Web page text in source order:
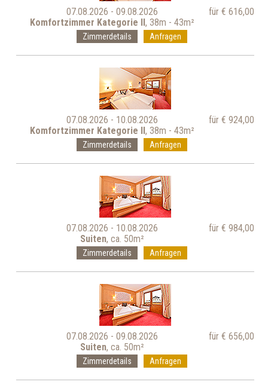
07.08.2026 - 09.08.2026
für € 616,00
Komfortzimmer Kategorie II, 38m - 43m²
Zimmerdetails Anfragen
07.08.2026 - 10.08.2026
für € 924,00
Komfortzimmer Kategorie II, 38m - 43m²
Zimmerdetails Anfragen
07.08.2026 - 10.08.2026
für € 984,00
Suiten, ca. 50m²
Zimmerdetails Anfragen
07.08.2026 - 09.08.2026
für € 656,00
Suiten, ca. 50m²
Zimmerdetails Anfragen